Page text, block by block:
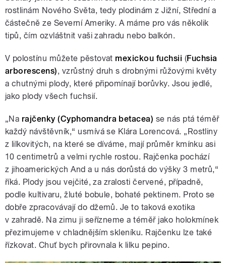
rostlinám Nového Světa, tedy plodinám z Jižní, Střední a
částečně ze Severní Ameriky. A máme pro vás několik
tipů, čím ozvláštnit vaši zahradu nebo balkón.
V polostínu můžete pěstovat mexickou fuchsii (Fuchsia
arborescens), vzrůstný druh s drobnými růžovými květy
a chutnými plody, které připomínají borůvky. Jsou jedlé,
jako plody všech fuchsií.
„Na rajčenky (Cyphomandra betacea) se nás ptá téměř
každý návštěvník,“ usmívá se Klára Lorencová. „Rostliny
z lilkovitých, na které se díváme, mají průměr kmínku asi
10 centimetrů a velmi rychle rostou. Rajčenka pochází
z jihoamerických And a u nás dorůstá do výšky 3 metrů,“
říká. Plody jsou vejčité, za zralosti červené, případně,
podle kultivaru, žluté bobule, bohaté pektinem. Proto se
dobře zpracovávají do džemů. Je to taková exotika
v zahradě. Na zimu ji seřízneme a téměř jako holokmínek
přezimujeme v chladnějším skleníku. Rajčenku lze také
řízkovat. Chuť bych přirovnala k lilku pepino.